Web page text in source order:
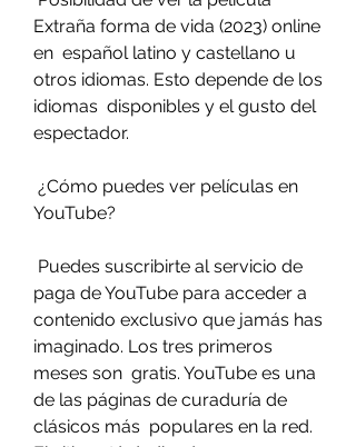
Extraña forma de vida (2023) online
en  español latino y castellano u
otros idiomas. Esto depende de los
idiomas  disponibles y el gusto del
espectador.
YouTube?
paga de YouTube para acceder a
contenido exclusivo que jamás has
imaginado. Los tres primeros
meses son  gratis. YouTube es una
de las páginas de curaduría de
clásicos más  populares en la red.